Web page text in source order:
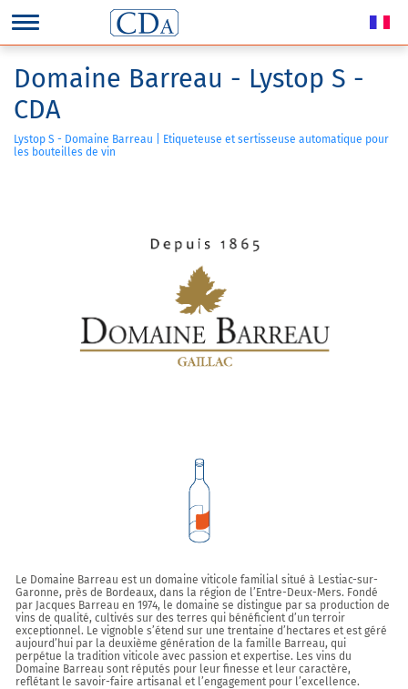
Domaine Barreau - Lystop S -
CDA
Lystop S - Domaine Barreau | Etiqueteuse et sertisseuse automatique pour
les bouteilles de vin
Le Domaine Barreau est un domaine viticole familial situé à Lestiac-sur-
Garonne, près de Bordeaux, dans la région de l’Entre-Deux-Mers. Fondé
par Jacques Barreau en 1974, le domaine se distingue par sa production de
vins de qualité, cultivés sur des terres qui bénéficient d’un terroir
exceptionnel. Le vignoble s’étend sur une trentaine d’hectares et est géré
aujourd’hui par la deuxième génération de la famille Barreau, qui
perpétue la tradition viticole avec passion et expertise. Les vins du
Domaine Barreau sont réputés pour leur finesse et leur caractère,
reflétant le savoir-faire artisanal et l’engagement pour l’excellence.